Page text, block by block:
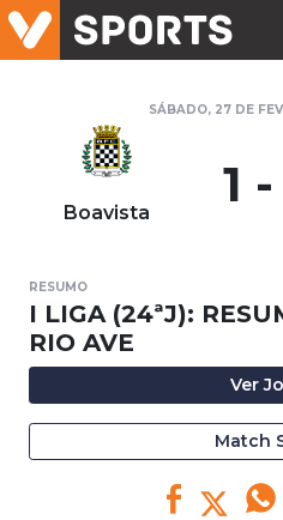
SÁBADO, 27 DE
Boavista 1
RESUMO
I LIGA (24ªJ):
RIO AVE
Ver
Match